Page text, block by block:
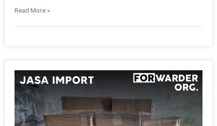
Read More »